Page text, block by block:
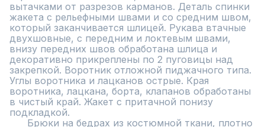
вытачками от разрезов карманов. Деталь спинки
жакета с рельефными швами и со средним швом,
который заканчивается шлицей. Рукава втачные
двухшовные, с передним и локтевым швами,
внизу передних швов обработана шлица и
декоративно прикреплены по 2 пуговицы над
закрепкой. Воротник отложной пиджачного типа.
Углы воротника и лацканов острые. Края
воротника, лацкана, борта, клапанов обработаны
в чистый край. Жакет с притачной понизу
подкладкой.